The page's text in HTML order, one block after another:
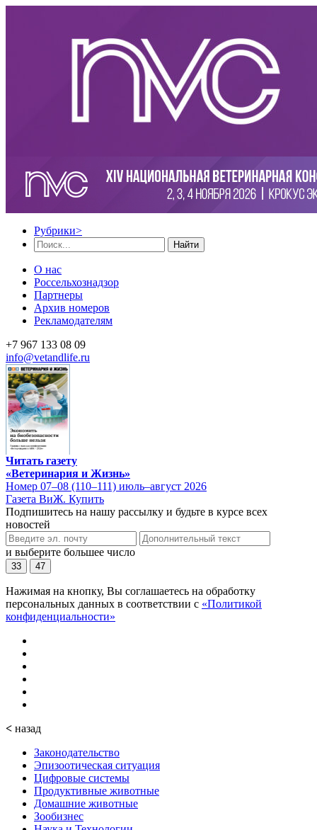
Рубрики>
Найти
О нас
Россельхознадзор
Партнеры
Архив номеров
Рекламодателям
+7 967 133 08 09
info@vetandlife.ru
Читать газету
«Ветеринария и Жизнь»
Номер 07–08 (110–111) июль–август 2026
Газета ВиЖ. Купить
Подпишитесь на нашу рассылку и будьте в курсе всех
новостей
и выберите большее число
33 47
Нажимая на кнопку, Вы соглашаетесь на обработку
персональных данных в соответствии с «Политикой
конфиденциальности»
< назад
Законодательство
Эпизоотическая ситуация
Цифровые системы
Продуктивные животные
Домашние животные
Зообизнес